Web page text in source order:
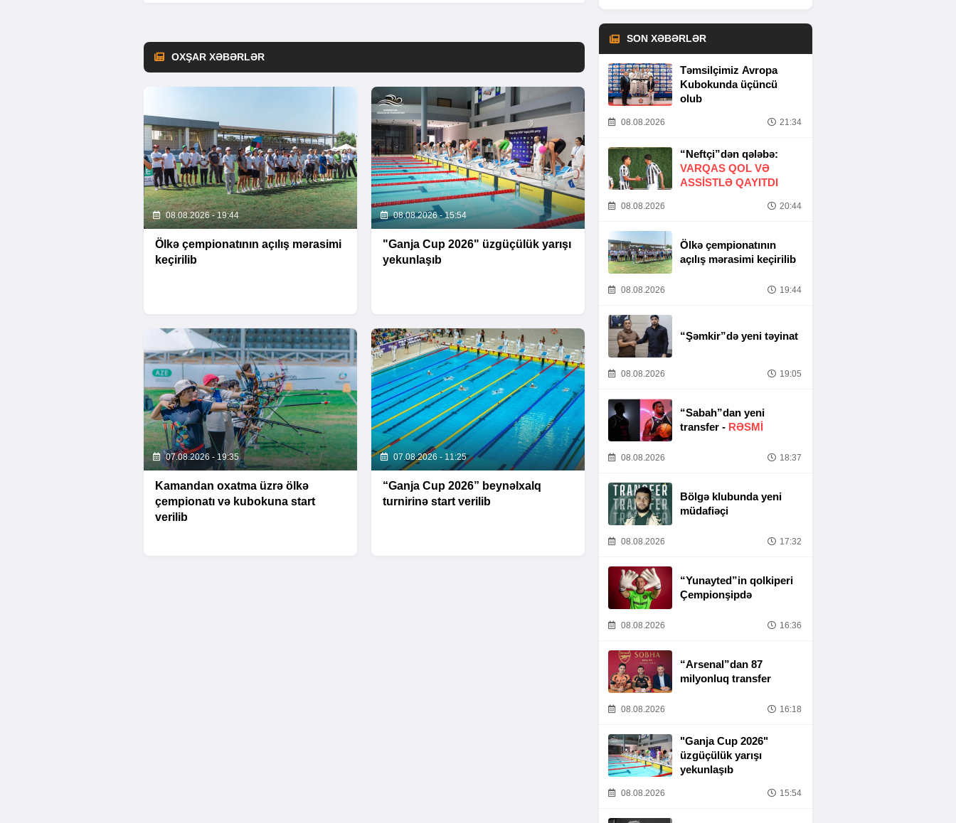
OXŞAR XƏBƏRLƏR
08.08.2026 - 19:44
Ölkə çempionatının açılış mərasimi
keçirilib
08.08.2026 - 15:54
"Ganja Cup 2026" üzgüçülük yarışı
yekunlaşıb
07.08.2026 - 19:35
Kamandan oxatma üzrə ölkə
çempionatı və kubokuna start
verilib
07.08.2026 - 11:25
“Ganja Cup 2026” beynəlxalq
turnirinə start verilib
SON XƏBƏRLƏR
Təmsilçimiz Avropa
Kubokunda üçüncü
olub
08.08.2026 21:34
“Neftçi”dən qələbə:
VARQAS QOL VƏ
ASSİSTLƏ QAYITDI
08.08.2026 20:44
Ölkə çempionatının
açılış mərasimi keçirilib
08.08.2026 19:44
“Şəmkir”də yeni təyinat
08.08.2026 19:05
“Sabah”dan yeni
transfer - RƏSMİ
08.08.2026 18:37
Bölgə klubunda yeni
müdafiəçi
08.08.2026 17:32
“Yunayted”in qolkiperi
Çempionşipdə
08.08.2026 16:36
“Arsenal”dan 87
milyonluq transfer
08.08.2026 16:18
"Ganja Cup 2026"
üzgüçülük yarışı
yekunlaşıb
08.08.2026 15:54